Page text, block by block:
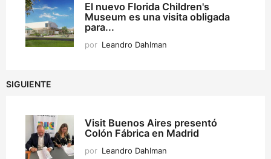
El nuevo Florida Children's
Museum es una visita obligada
para...
por Leandro Dahlman
SIGUIENTE
Visit Buenos Aires presentó
Colón Fábrica en Madrid
por Leandro Dahlman